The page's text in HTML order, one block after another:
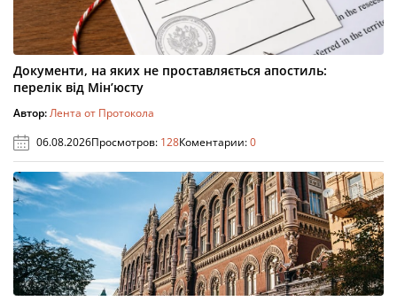
Документи, на яких не проставляється апостиль:
перелік від Мін’юсту
Автор:Лента от Протокола
06.08.2026Просмотров: 128Коментарии:0